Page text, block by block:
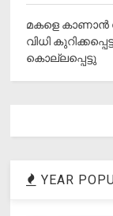
മകളെ കാണാന്‍
വിധി
കൊല്ലപ്പെട്ടു
YEAR